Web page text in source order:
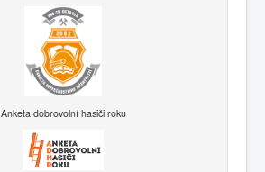
Anketa dobrovolní hasiči roku